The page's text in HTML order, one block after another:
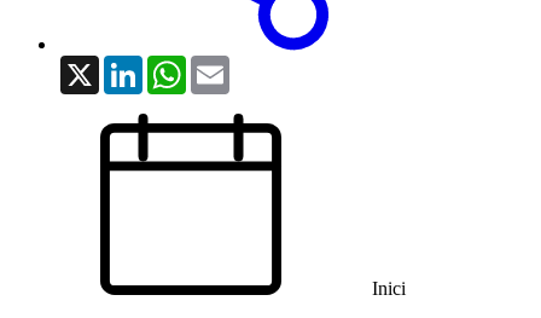
X LinkedInWhatsApp
Inici